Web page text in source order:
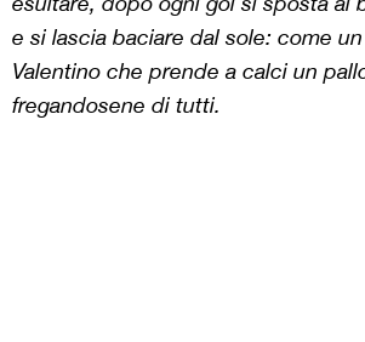
e si lascia baciare dal sole: come
Valentino che prende a calci un
fregandosene di tutti.